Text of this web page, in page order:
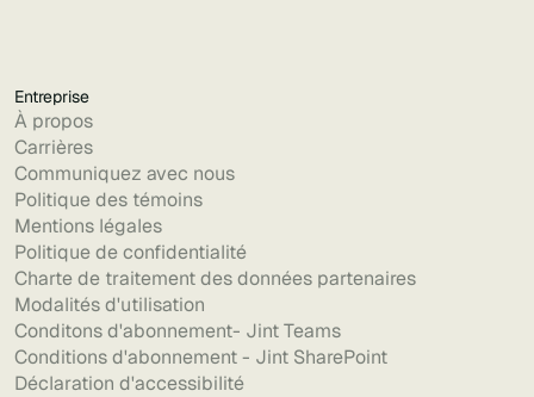
Entreprise
À propos
Carrières
Communiquez avec nous
Politique des témoins
Mentions légales
Politique de confidentialité
Charte de traitement des données partenaires
Modalités d'utilisation
Conditons d'abonnement- Jint Teams
Conditions d'abonnement - Jint SharePoint
Déclaration d'accessibilité